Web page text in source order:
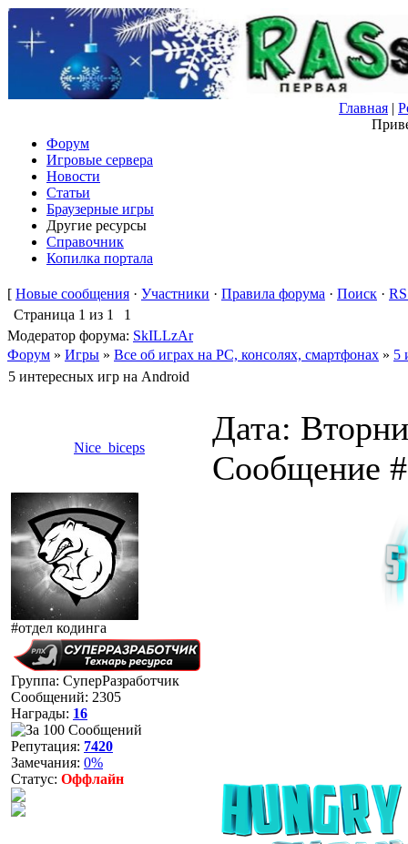
Главная |
Форум
Игровые сервера
Новости
Статьи
Браузерные игры
Другие ресурсы
Справочник
Копилка портала
[ Новые сообщения · Участники · Правила форума · Поиск ·
Страница 1 из 1
1
Модератор форума: SkILLzAr
Форум » Игры » Все об играх на PC, консолях, смартфонах » 5
5 интересных игр на Android
Nice_biceps
Дата:
Сообщение
#отдел кодинга
Группа: СуперРазработчик
Сообщений: 2305
Награды: 16
Репутация: 7420
Замечания: 0%
Статус: Оффлайн